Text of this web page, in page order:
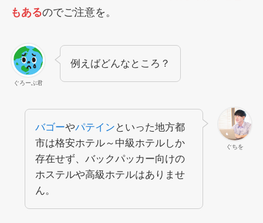
もあるのでご注意を。
ぐろーぶ君
例えばどんなところ？
ぐちを
バゴーやパテイン といった地方都
市は格安ホテル～中級ホテルしか
存在せず、バックパッカー向けの
ホステルや高級ホテルはありませ
ん。